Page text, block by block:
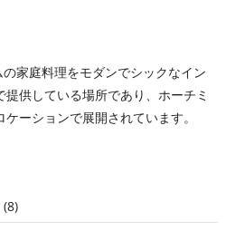
家庭料理をモダンでシックなイン
提供している場所であり、ホーチミ
ーションで展開されています。
(8)